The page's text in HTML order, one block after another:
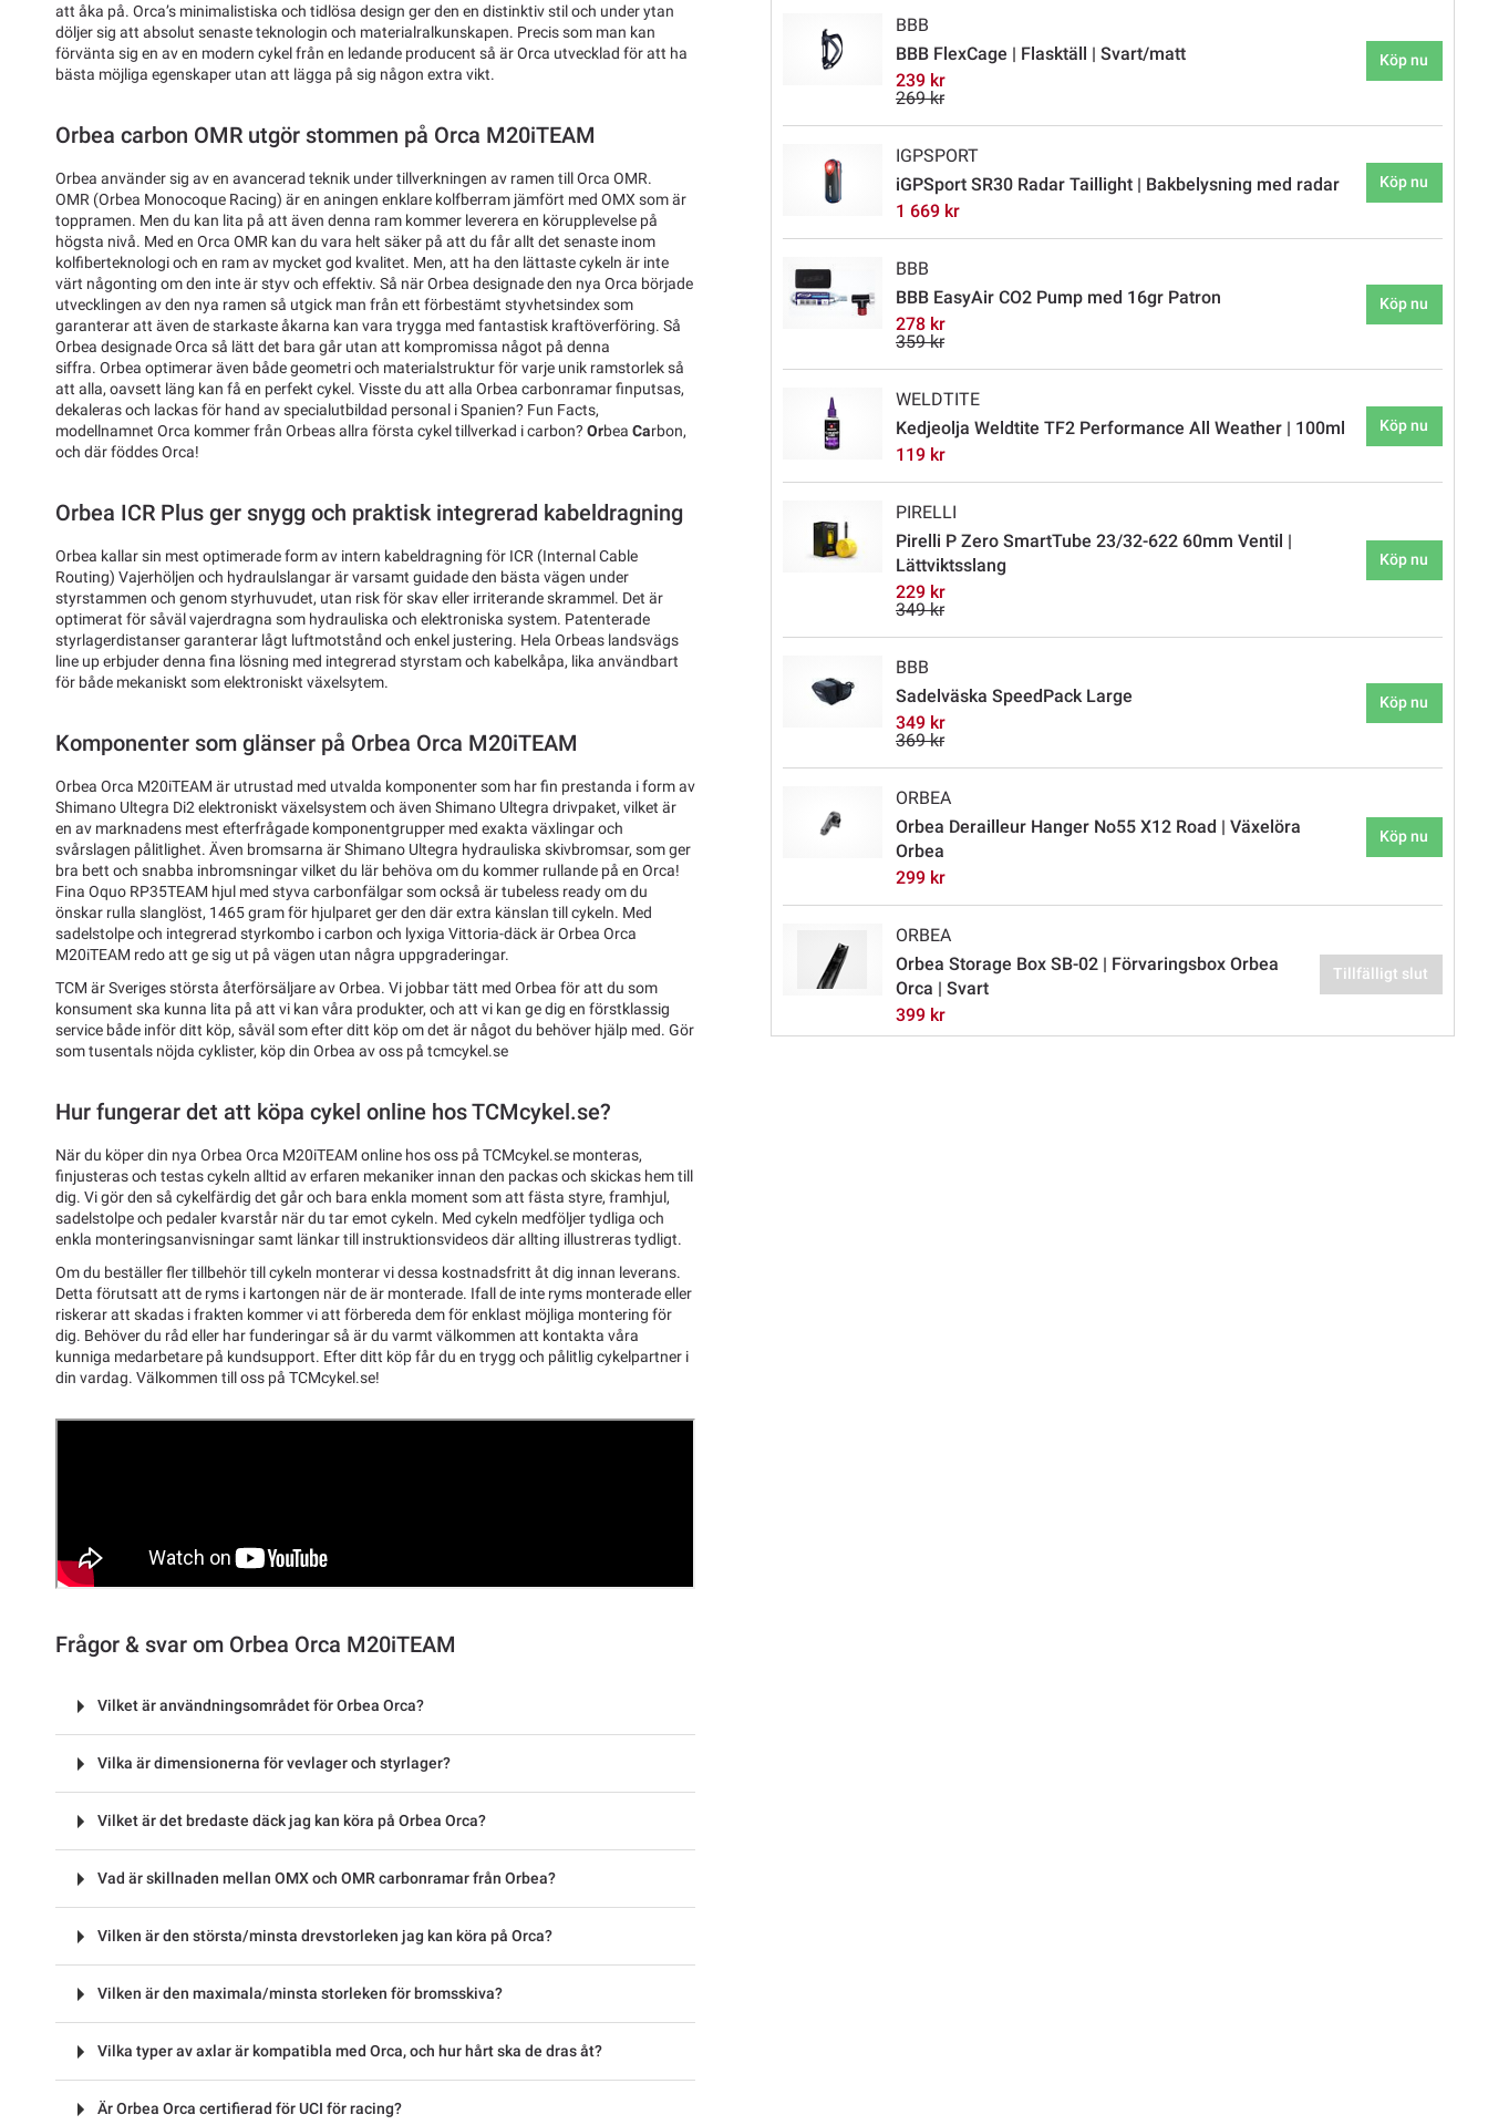
att åka på. Orca’s minimalistiska och tidlösa design ger den en distinktiv stil och under ytan
döljer sig att absolut senaste teknologin och materialralkunskapen. Precis som man kan
förvänta sig en av en modern cykel från en ledande producent så är Orca utvecklad för att ha
bästa möjliga egenskaper utan att lägga på sig någon extra vikt.
Orbea carbon OMR utgör stommen på Orca M20iTEAM
Orbea använder sig av en avancerad teknik under tillverkningen av ramen till Orca OMR.
OMR (Orbea Monocoque Racing) är en aningen enklare kolfberram jämfört med OMX som är
toppramen. Men du kan lita på att även denna ram kommer leverera en körupplevelse på
högsta nivå. Med en Orca OMR kan du vara helt säker på att du får allt det senaste inom
kolfiberteknologi och en ram av mycket god kvalitet. Men, att ha den lättaste cykeln är inte
värt någonting om den inte är styv och effektiv. Så när Orbea designade den nya Orca började
utvecklingen av den nya ramen så utgick man från ett förbestämt styvhetsindex som
garanterar att även de starkaste åkarna kan vara trygga med fantastisk kraftöverföring. Så
Orbea designade Orca så lätt det bara går utan att kompromissa något på denna
siffra. Orbea optimerar även både geometri och materialstruktur för varje unik ramstorlek så
att alla, oavsett läng kan få en perfekt cykel. Visste du att alla Orbea carbonramar finputsas,
dekaleras och lackas för hand av specialutbildad personal i Spanien? Fun Facts,
modellnamnet Orca kommer från Orbeas allra första cykel tillverkad i carbon? Orbea Carbon,
och där föddes Orca!
Orbea ICR Plus ger snygg och praktisk integrerad kabeldragning
Orbea kallar sin mest optimerade form av intern kabeldragning för ICR (Internal Cable
Routing) Vajerhöljen och hydraulslangar är varsamt guidade den bästa vägen under
styrstammen och genom styrhuvudet, utan risk för skav eller irriterande skrammel. Det är
optimerat för såväl vajerdragna som hydrauliska och elektroniska system. Patenterade
styrlagerdistanser garanterar lågt luftmotstånd och enkel justering. Hela Orbeas landsvägs
line up erbjuder denna fina lösning med integrerad styrstam och kabelkåpa, lika användbart
för både mekaniskt som elektroniskt växelsytem.
Komponenter som glänser på Orbea Orca M20iTEAM
Orbea Orca M20iTEAM är utrustad med utvalda komponenter som har fin prestanda i form av
Shimano Ultegra Di2 elektroniskt växelsystem och även Shimano Ultegra drivpaket, vilket är
en av marknadens mest efterfrågade komponentgrupper med exakta växlingar och
svårslagen pålitlighet. Även bromsarna är Shimano Ultegra hydrauliska skivbromsar, som ger
bra bett och snabba inbromsningar vilket du lär behöva om du kommer rullande på en Orca!
Fina Oquo RP35TEAM hjul med styva carbonfälgar som också är tubeless ready om du
önskar rulla slanglöst, 1465 gram för hjulparet ger den där extra känslan till cykeln. Med
sadelstolpe och integrerad styrkombo i carbon och lyxiga Vittoria-däck är Orbea Orca
M20iTEAM redo att ge sig ut på vägen utan några uppgraderingar.
TCM är Sveriges största återförsäljare av Orbea. Vi jobbar tätt med Orbea för att du som
konsument ska kunna lita på att vi kan våra produkter, och att vi kan ge dig en förstklassig
service både inför ditt köp, såväl som efter ditt köp om det är något du behöver hjälp med. Gör
som tusentals nöjda cyklister, köp din Orbea av oss på tcmcykel.se
Hur fungerar det att köpa cykel online hos TCMcykel.se?
När du köper din nya Orbea Orca M20iTEAM online hos oss på TCMcykel.se monteras,
finjusteras och testas cykeln alltid av erfaren mekaniker innan den packas och skickas hem till
dig. Vi gör den så cykelfärdig det går och bara enkla moment som att fästa styre, framhjul,
sadelstolpe och pedaler kvarstår när du tar emot cykeln. Med cykeln medföljer tydliga och
enkla monteringsanvisningar samt länkar till instruktionsvideos där allting illustreras tydligt.
Om du beställer fler tillbehör till cykeln monterar vi dessa kostnadsfritt åt dig innan leverans.
Detta förutsatt att de ryms i kartongen när de är monterade. Ifall de inte ryms monterade eller
riskerar att skadas i frakten kommer vi att förbereda dem för enklast möjliga montering för
dig. Behöver du råd eller har funderingar så är du varmt välkommen att kontakta våra
kunniga medarbetare på kundsupport. Efter ditt köp får du en trygg och pålitlig cykelpartner i
din vardag. Välkommen till oss på TCMcykel.se!
Frågor & svar om Orbea Orca M20iTEAM
Vilket är användningsområdet för Orbea Orca?
Vilka är dimensionerna för vevlager och styrlager?
Vilket är det bredaste däck jag kan köra på Orbea Orca?
Vad är skillnaden mellan OMX och OMR carbonramar från Orbea?
Vilken är den största/minsta drevstorleken jag kan köra på Orca?
Vilken är den maximala/minsta storleken för bromsskiva?
Vilka typer av axlar är kompatibla med Orca, och hur hårt ska de dras åt?
Är Orbea Orca certifierad för UCI för racing?
BBB
BBB FlexCage | Flasktäll | Svart/matt
239 kr
269 kr
Köp nu
IGPSPORT
iGPSport SR30 Radar Taillight | Bakbelysning med radar
1 669 kr
Köp nu
BBB
BBB EasyAir CO2 Pump med 16gr Patron
278 kr
359 kr
Köp nu
WELDTITE
Kedjeolja Weldtite TF2 Performance All Weather | 100ml
119 kr
Köp nu
PIRELLI
Pirelli P Zero SmartTube 23/32-622 60mm Ventil |
Lättviktsslang
229 kr
349 kr
Köp nu
BBB
Sadelväska SpeedPack Large
349 kr
369 kr
Köp nu
ORBEA
Orbea Derailleur Hanger No55 X12 Road | Växelöra
Orbea
299 kr
Köp nu
ORBEA
Orbea Storage Box SB-02 | Förvaringsbox Orbea
Orca | Svart
399 kr
Tillfälligt slut